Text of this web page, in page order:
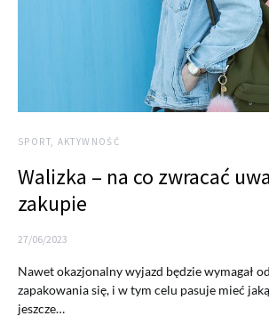
SPORT, AKTYWNOŚĆ
Walizka – na co zwracać
zakupie
27/06/2023
Nawet okazjonalny wyjazd będzie wymagał
zapakowania się, i w tym celu pasuje mieć
jeszcze…